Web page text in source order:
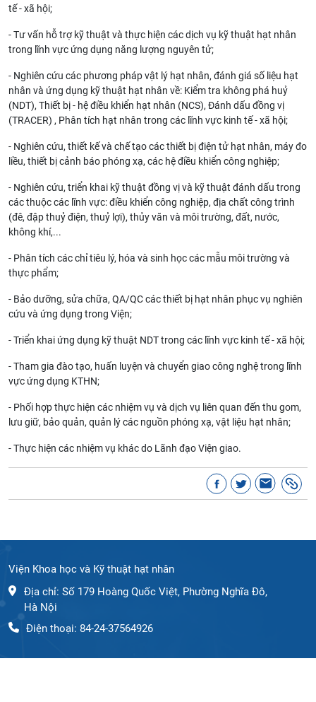
tế - xã hội;
- Tư vấn hỗ trợ kỹ thuật và thực hiện các dịch vụ kỹ thuật hạt nhân
trong lĩnh vực ứng dụng năng lượng nguyên tử;
- Nghiên cứu các phương pháp vật lý hạt nhân, đánh giá số liệu hạt
nhân và ứng dụng kỹ thuật hạt nhân về: Kiểm tra không phá huỷ
(NDT), Thiết bị - hệ điều khiển hạt nhân (NCS), Đánh dấu đồng vị
(TRACER) , Phân tích hạt nhân trong các lĩnh vực kinh tế - xã hội;
- Nghiên cứu, thiết kế và chế tạo các thiết bị điện tử hạt nhân, máy đo
liều, thiết bị cảnh báo phóng xạ, các hệ điều khiển công nghiệp;
- Nghiên cứu, triển khai kỹ thuật đồng vị và kỹ thuật đánh dấu trong
các thuộc các lĩnh vực: điều khiển công nghiệp, địa chất công trình
(đê, đập thuỷ điện, thuỷ lợi), thủy văn và môi trường, đất, nước,
không khí,...
- Phân tích các chỉ tiêu lý, hóa và sinh học các mẫu môi trường và
thực phẩm;
- Bảo dưỡng, sửa chữa, QA/QC các thiết bị hạt nhân phục vụ nghiên
cứu và ứng dụng trong Viện;
- Triển khai ứng dụng kỹ thuật NDT trong các lĩnh vực kinh tế - xã hội;
- Tham gia đào tạo, huấn luyện và chuyển giao công nghệ trong lĩnh
vực ứng dụng KTHN;
- Phối hợp thực hiện các nhiệm vụ và dịch vụ liên quan đến thu gom,
lưu giữ, bảo quản, quản lý các nguồn phóng xạ, vật liệu hạt nhân;
- Thực hiện các nhiệm vụ khác do Lãnh đạo Viện giao.
Viện Khoa học và Kỹ thuật hạt nhân
Địa chỉ: Số 179 Hoàng Quốc Việt, Phường Nghĩa Đô,
Hà Nội
Điện thoại: 84-24-37564926